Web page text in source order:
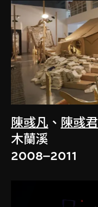
陳彧凡 、 陳彧君
木蘭溪
2008–2011